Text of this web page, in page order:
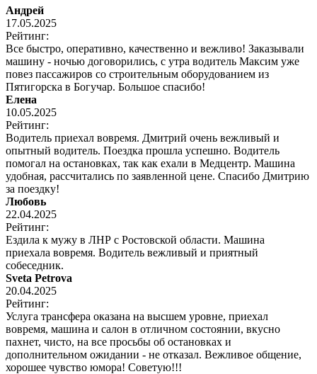
Андрей
17.05.2025
Рейтинг:
Все быстро, оперативно, качественно и вежливо! Заказывали
машину - ночью договорились, с утра водитель Максим уже
повез пассажиров со строительным оборудованием из
Пятигорска в Богучар. Большое спасибо!
Елена
10.05.2025
Рейтинг:
Водитель приехал вовремя. Дмитрий очень вежливый и
опытный водитель. Поездка прошла успешно. Водитель
помогал на остановках, так как ехали в Медцентр. Машина
удобная, рассчитались по заявленной цене. Спасибо Дмитрию
за поездку!
Любовь
22.04.2025
Рейтинг:
Ездила к мужу в ЛНР с Ростовской области. Машина
приехала вовремя. Водитель вежливый и приятный
собеседник.
Sveta Petrova
20.04.2025
Рейтинг:
Услуга трансфера оказана на высшем уровне, приехал
вовремя, машина и салон в отличном состоянии, вкусно
пахнет, чисто, на все просьбы об остановках и
дополнительном ожидании - не отказал. Вежливое общение,
хорошее чувство юмора! Советую!!!